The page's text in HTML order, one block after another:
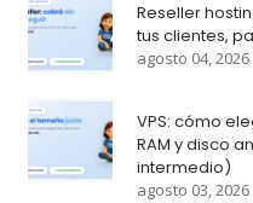
Reseller
tus clientes,
agosto 04, 2026
VPS: cómo
RAM y disco
intermedio)
agosto 03, 2026